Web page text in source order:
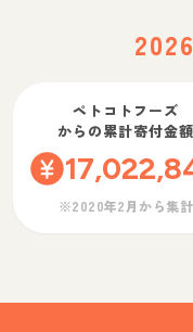
ペトコトフーズ
からの累計寄付金額
※2020年2月から集計